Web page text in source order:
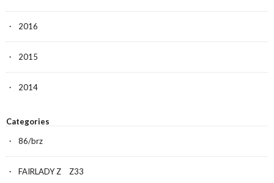
2016
2015
2014
Categories
86/brz
FAIRLADY Z Z33